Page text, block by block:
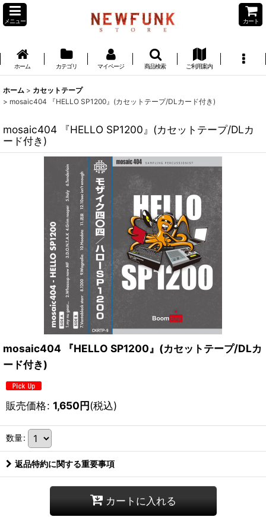
メニュー カート
ホーム カテゴリ マイページ 商品検索 ご利用案内
ホーム > カセットテープ
> mosaic404 『HELLO SP1200』(カセットテープ/DLカード付き)
mosaic404 『HELLO SP1200』(カセットテープ/DLカ
ード付き)
mosaic404 『HELLO SP1200』(カセットテープ/DLカ
ード付き)
販売価格: 1,650円(税込)
数量:
返品特約に関する重要事項
カートに入れる